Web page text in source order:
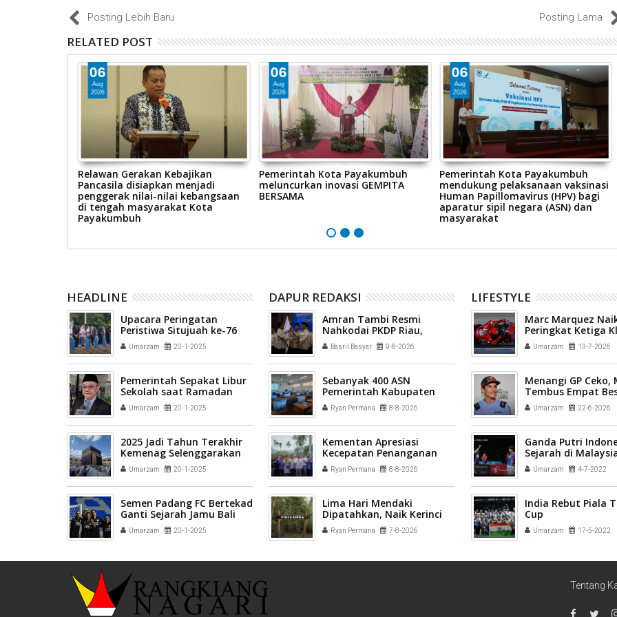
Posting Lebih Baru Posting Lama
RELATED POST
06
Aug
2026
Relawan Gerakan Kebajikan
Pancasila disiapkan menjadi
penggerak nilai-nilai kebangsaan
di tengah masyarakat Kota
Payakumbuh
06
Aug
2026
Pemerintah Kota Payakumbuh
meluncurkan inovasi GEMPITA
BERSAMA
06
Aug
2026
Pemerintah Kota Payakumbuh
mendukung pelaksanaan vaksinasi
Human Papillomavirus (HPV) bagi
aparatur sipil negara (ASN) dan
masyarakat
HEADLINE
Upacara Peringatan
Peristiwa Situjuah ke-76
Khidmat, Gubernur
Mahyeldi : Inspirasi
Generasi Muda dalam
Memperjuangkan Bangsa
Umarzam 20-1-2025
Pemerintah Sepakat Libur
Sekolah saat Ramadan
dan Akan Ada Surat
Edaran
Umarzam 20-1-2025
2025 Jadi Tahun Terakhir
Kemenag Selenggarakan
HajiUmarzam 20-1-2025
Semen Padang FC Bertekad
Ganti Sejarah Jamu Bali
United
Umarzam 20-1-2025
DAPUR REDAKSI
Amran Tambi Resmi
Nahkodai PKDP Riau,
Berikut Pengurus Lengkap
2026-2031
Basril Basyar 9-8-2026
Sebanyak 400 ASN
Pemerintah Kabupaten
Solok mengikuti Profiling
ASN 2026
Ryan Permana 8-8-2026
Kementan Apresiasi
Kecepatan Penanganan
Pascabencana Sektor
Pertanian Kab Solok
Ryan Permana 8-8-2026
Lima Hari Mendaki
Dipatahkan, Naik Kerinci
via Solok Selatan Tuntas
30 Jam
Ryan Permana 7-8-2026
LIFESTYLE
Marc Marquez
Peringkat Ketiga
Sementara MotoGP
Umarzam 13-7-2026
Menangi GP Ceko,
Tembus Empat
Umarzam 22-6-2026
Ganda Putri
Sejarah di
2022Umarzam 4-7-2022
India Rebut Piala
Cup
Umarzam 17-5-2022
Tentang